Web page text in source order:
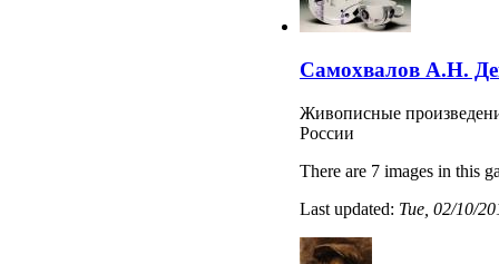
Самохвалов А.Н.
Живописные
России
There are 7 images in this
Last updated: Tue, 02/10/